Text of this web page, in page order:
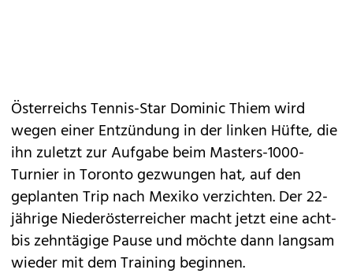
Österreichs Tennis-Star Dominic Thiem wird
wegen einer Entzündung in der linken Hüfte, die
ihn zuletzt zur Aufgabe beim Masters-1000-
Turnier in Toronto gezwungen hat, auf den
geplanten Trip nach Mexiko verzichten. Der 22-
jährige Niederösterreicher macht jetzt eine acht-
bis zehntägige Pause und möchte dann langsam
wieder mit dem Training beginnen.